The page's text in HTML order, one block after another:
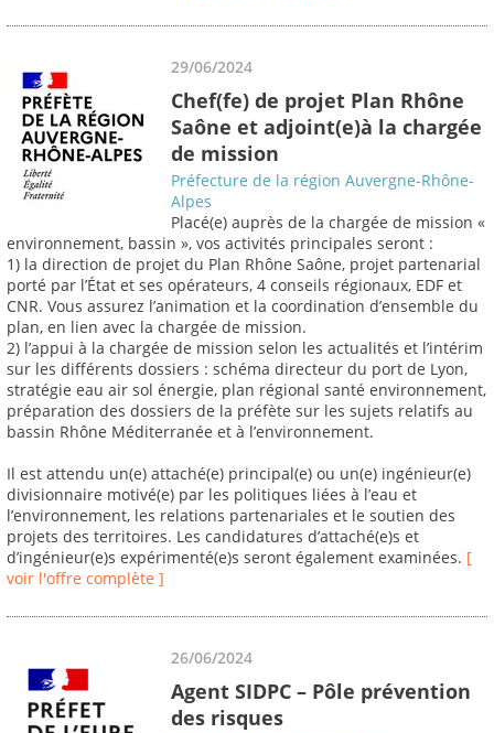
29/06/2024
Chef(fe) de projet Plan Rhône
Saône et adjoint(e)à la chargée
de mission
Préfecture de la région Auvergne-Rhône-
Alpes
Placé(e) auprès de la chargée de mission «
environnement, bassin », vos activités principales seront :
1) la direction de projet du Plan Rhône Saône, projet partenarial
porté par l’État et ses opérateurs, 4 conseils régionaux, EDF et
CNR. Vous assurez l’animation et la coordination d’ensemble du
plan, en lien avec la chargée de mission.
2) l’appui à la chargée de mission selon les actualités et l’intérim
sur les différents dossiers : schéma directeur du port de Lyon,
stratégie eau air sol énergie, plan régional santé environnement,
préparation des dossiers de la préfète sur les sujets relatifs au
bassin Rhône Méditerranée et à l’environnement.
Il est attendu un(e) attaché(e) principal(e) ou un(e) ingénieur(e)
divisionnaire motivé(e) par les politiques liées à l’eau et
l’environnement, les relations partenariales et le soutien des
projets des territoires. Les candidatures d’attaché(e)s et
d’ingénieur(e)s expérimenté(e)s seront également examinées. [
voir l'offre complète ]
26/06/2024
Agent SIDPC – Pôle prévention
des risques